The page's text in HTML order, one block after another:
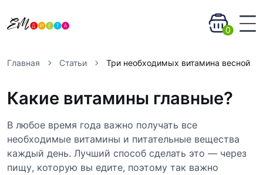
0
Главная Статьи Три необходимых витамина весной
Какие витамины главные?
В любое время года важно получать все
необходимые витамины и питательные вещества
каждый день. Лучший способ сделать это — через
пищу, которую вы едите, поэтому так важно